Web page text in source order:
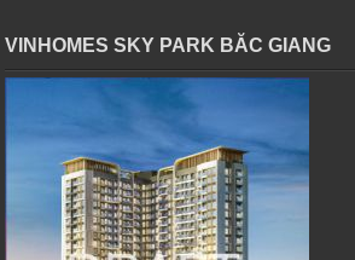
VINHOMES SKY PARK BĂC GIANG